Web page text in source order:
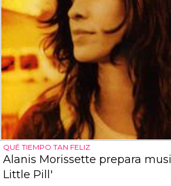
QUÉ TIEMPO TAN FELIZ
Alanis Morissette prepara
Little Pill'